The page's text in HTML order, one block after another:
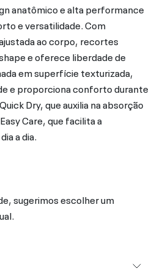
anatômico e alta performance
e versatilidade. Com
ao corpo, recortes
e oferece liberdade de
em superfície texturizada,
e proporciona conforto durante
Dry, que auxilia na absorção
Care, que facilita a
a dia.
sugerimos escolher um